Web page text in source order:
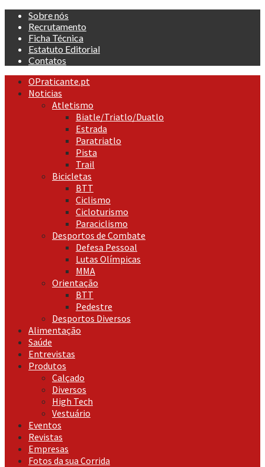
Skip
content
Sobre nós
Recrutamento
Ficha Técnica
Estatuto Editorial
Contatos
Primary
Menu
OPraticante.pt
Noticias
Atletismo
Biatle/Triatlo/Duatlo
Estrada
Paratriatlo
Pista
Trail
Bicicletas
BTT
Ciclismo
Cicloturismo
Paraciclismo
Desportos de Combate
Defesa Pessoal
Lutas Olímpicas
MMA
Orientação
BTT
Pedestre
Desportos Diversos
Alimentação
Saúde
Entrevistas
Produtos
Calçado
Diversos
High Tech
Vestuário
Eventos
Revistas
Empresas
Fotos da sua Corrida